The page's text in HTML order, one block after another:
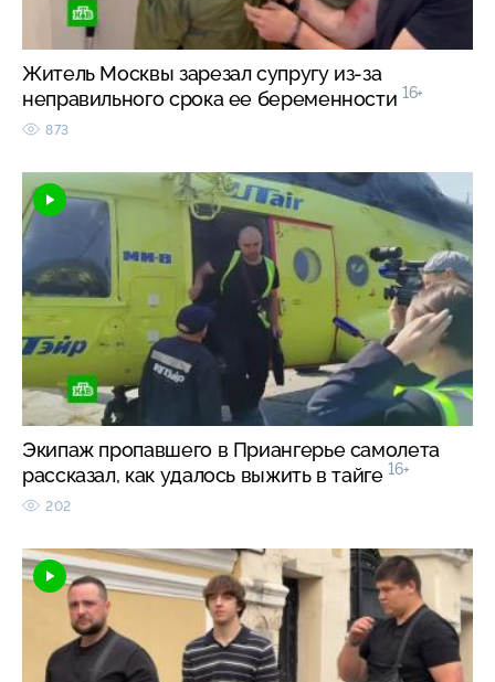
Житель Москвы зарезал супругу из-за
неправильного срока ее беременности 16+
873
Экипаж пропавшего в Приангерье самолета
рассказал, как удалось выжить в тайге 16+
202